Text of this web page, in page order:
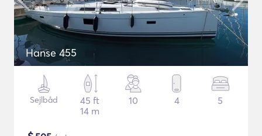
Hanse 455
Sejlbåd
45 ft
14 m
10 4 5